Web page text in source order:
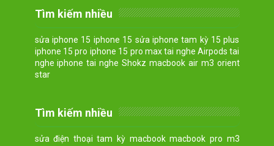
Tìm kiếm nhiều
sửa iphone 15 iphone 15 sửa iphone tam kỳ 15 plus
iphone 15 pro iphone 15 pro max tai nghe Airpods tai
nghe iphone tai nghe Shokz macbook air m3 orient
star
Tìm kiếm nhiều
sửa điện thoại tam kỳ macbook macbook pro m3